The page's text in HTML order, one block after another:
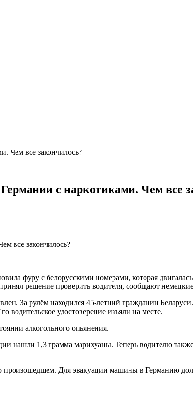
Чем все закончилось?
с наркотиками. Чем все
фуру с белорусскими номерами, которая
решение проверить водителя, сообщают
За рулём находился 45-летний гражданин
водительское удостоверение изъяли на месте.
алкогольного опьянения.
нашли 1,3 грамма марихуаны. Теперь водителю также
Для эвакуации машины в Германию